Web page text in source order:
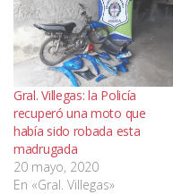
Gral. Villegas: la Policía
recuperó una moto que
había sido robada esta
madrugada
20 mayo, 2020
En «Gral. Villegas»